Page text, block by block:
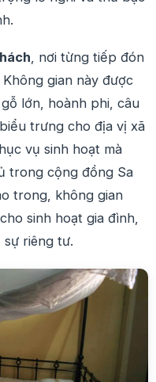
, nơi từng tiếp đón
gian này được
lớn, hoành phi, câu
trưng cho địa vị xã
vụ sinh hoạt mà
trong cộng đồng Sa
trong, không gian
sinh hoạt gia đình,
riêng tư.